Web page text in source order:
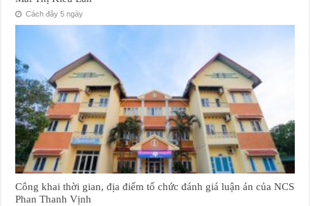
Cách đây 5 ngày
Công khai thời gian, địa điểm tổ chức đánh giá luận án của NCS
Phan Thanh Vịnh